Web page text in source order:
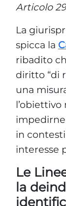
Articolo
La
spicca la
ribadito
diritto “di
una
in
interesse
Le
la